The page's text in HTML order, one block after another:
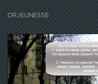
ORJEUNESSE